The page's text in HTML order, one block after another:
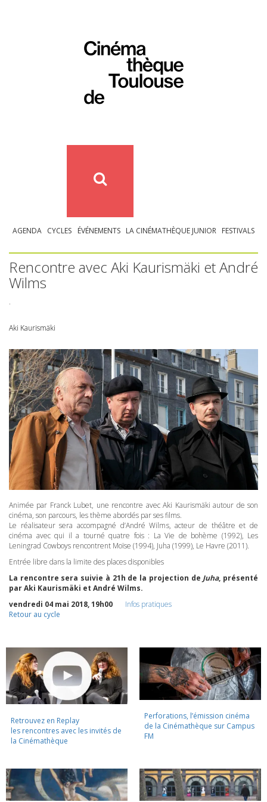
AGENDA CYCLES ÉVÉNEMENTS LA CINÉMATHÈQUE JUNIOR FESTIVALS
Rencontre avec Aki Kaurismäki et André
Wilms
.
Aki Kaurismäki
Animée par Franck Lubet, une rencontre avec Aki Kaurismäki autour de son
cinéma, son parcours, les thème abordés par ses films.
Le réalisateur sera accompagné d’André Wilms, acteur de théâtre et de
cinéma avec qui il a tourné quatre fois : La Vie de bohème (1992), Les
Leningrad Cowboys rencontrent Moïse (1994), Juha (1999), Le Havre (2011).
Entrée libre dans la limite des places disponibles
La rencontre sera suivie à 21h de la projection de Juha, présenté
par Aki Kaurismäki et André Wilms.
vendredi 04 mai 2018, 19h00
Infos pratiques
Retour au cycle
Retrouvez en Replay
les rencontres avec les invités de
la Cinémathèque
Perforations, l’émission cinéma
de la Cinémathèque sur Campus
FM